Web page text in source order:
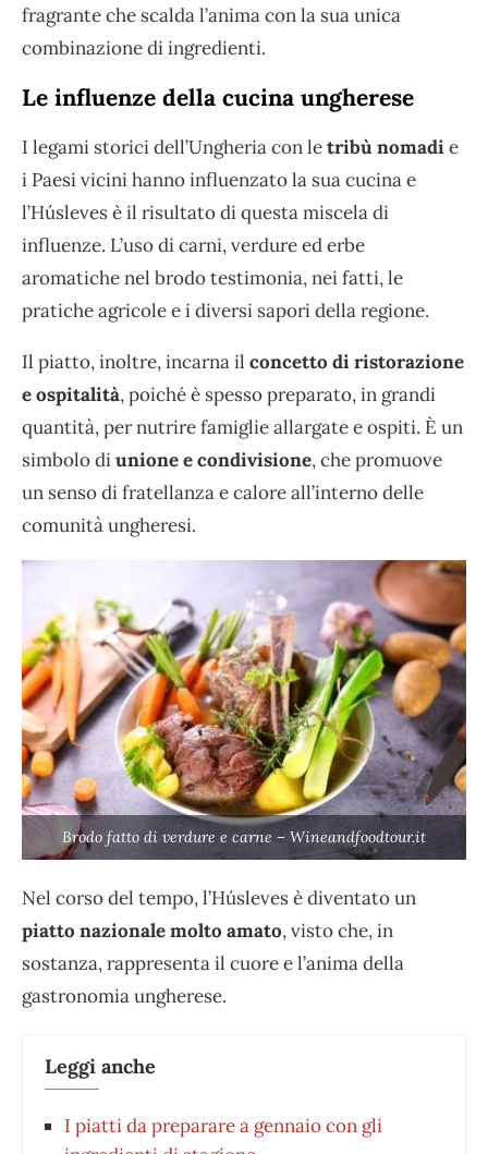
fragrante che scalda l’anima con la sua unica
combinazione di ingredienti.
Le influenze della cucina ungherese
I legami storici dell’Ungheria con letribù nomadie
i Paesi vicini hanno influenzato la sua cucina e
l’Húsleves è il risultato di questa miscela di
influenze. L’uso di carni, verdure ed erbe
aromatiche nel brodo testimonia, nei fatti, le
pratiche agricole e i diversi sapori della regione.
Il piatto, inoltre, incarna il concetto di ristorazione
e ospitalità, poiché è spesso preparato, in grandi
quantità, per nutrire famiglie allargate e ospiti. È un
simbolo diunione e condivisione, che promuove
un senso di fratellanza e calore all’interno delle
comunità ungheresi.
Brodo fatto di verdure e carne – Wineandfoodtour.it
Nel corso del tempo, l’Húsleves è diventato un
piatto nazionale molto amato, visto che, in
sostanza, rappresenta il cuore e l’anima della
gastronomia ungherese.
Leggi anche
I piatti da preparare a gennaio con gli